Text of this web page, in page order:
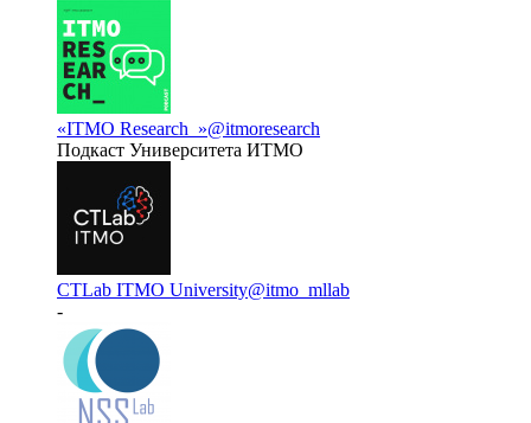
«ITMO Research_»@itmoresearch
Подкаст Университета ИТМО
СTLab ITMO University@itmo_mllab
-